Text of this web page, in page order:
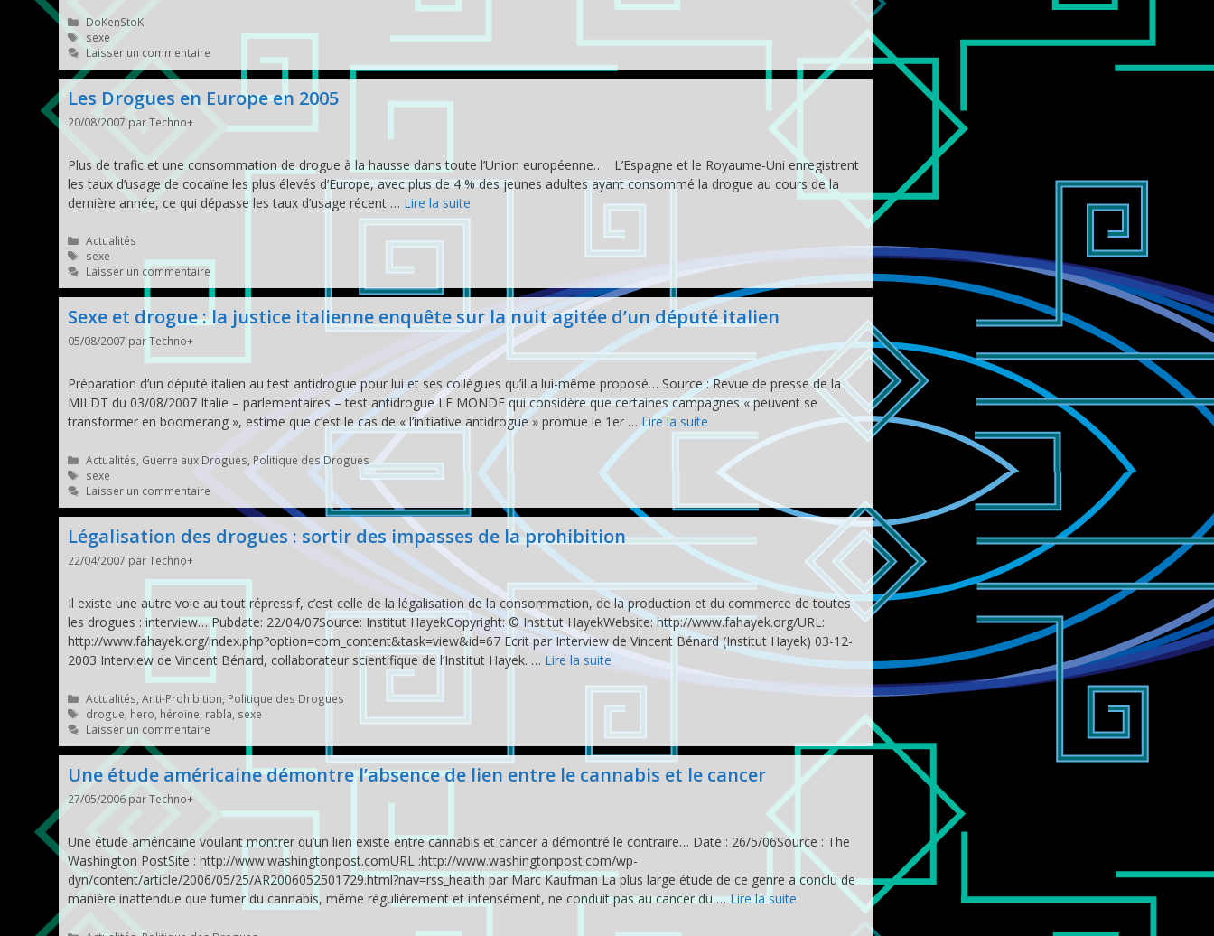
Catégories
DoKenStoK
Étiquettes
sexe
Laisser un commentaire
Les Drogues en Europe en 2005
20/08/2007 parTechno+
Plus de trafic et une consommation de drogue à la hausse dans toute l’Union européenne… L’Espagne et le Royaume-Uni enregistrent
les taux d’usage de cocaïne les plus élevés d’Europe, avec plus de 4 % des jeunes adultes ayant consommé la drogue au cours de la
dernière année, ce qui dépasse les taux d’usage récent … Lire la suite
Catégories
Actualités
Étiquettes
sexe
Laisser un commentaire
Sexe et drogue : la justice italienne enquête sur la nuit agitée d’un député italien
05/08/2007 parTechno+
Préparation d’un député italien au test antidrogue pour lui et ses collègues qu’il a lui-même proposé… Source : Revue de presse de la
MILDT du 03/08/2007 Italie – parlementaires – test antidrogue LE MONDE qui considère que certaines campagnes « peuvent se
transformer en boomerang », estime que c’est le cas de « l’initiative antidrogue » promue le 1er … Lire la suite
Catégories
Actualités Guerre aux Drogues Politique des Drogues
Étiquettes
sexe
Laisser un commentaire
Légalisation des drogues : sortir des impasses de la prohibition
22/04/2007 parTechno+
Il existe une autre voie au tout répressif, c’est celle de la légalisation de la consommation, de la production et du commerce de toutes
les drogues : interview… Pubdate: 22/04/07Source: Institut HayekCopyright: © Institut HayekWebsite: http://www.fahayek.org/URL:
http://www.fahayek.org/index.php?option=com_content&task=view&id=67 Ecrit par Interview de Vincent Bénard (Institut Hayek) 03-12-
2003 Interview de Vincent Bénard, collaborateur scientifique de l’Institut Hayek. … Lire la suite
Catégories
Actualités Anti-Prohibition Politique des Drogues
Étiquettes
drogue hero héroïne rabla sexe
Laisser un commentaire
Une étude américaine démontre l’absence de lien entre le cannabis et le cancer
27/05/2006 parTechno+
Une étude américaine voulant montrer qu’un lien existe entre cannabis et cancer a démontré le contraire… Date : 26/5/06Source : The
Washington PostSite : http://www.washingtonpost.comURL :http://www.washingtonpost.com/wp-
dyn/content/article/2006/05/25/AR2006052501729.html?nav=rss_health par Marc Kaufman La plus large étude de ce genre a conclu de
manière inattendue que fumer du cannabis, même régulièrement et intensément, ne conduit pas au cancer du …Lire la suite